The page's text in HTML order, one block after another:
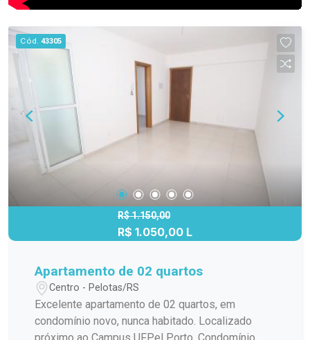
Cód. 43305
R$ 1.150,00
R$ 1.050,00 L
Apartamento de 02 quartos
Centro - Pelotas/RS
Excelente apartamento de 02 quartos, em
condomínio novo, nunca habitado. Localizado
próximo ao Campus UFPel Porto. Condomínio